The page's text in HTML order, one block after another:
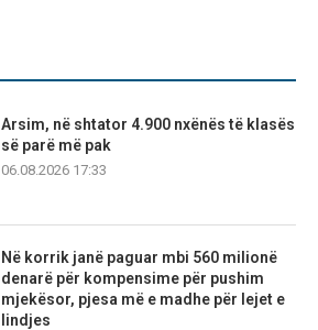
Arsim, në shtator 4.900 nxënës të klasës
së parë më pak
06.08.2026 17:33
Në korrik janë paguar mbi 560 milionë
denarë për kompensime për pushim
mjekësor, pjesa më e madhe për lejet e
lindjes